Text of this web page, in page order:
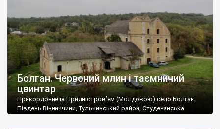
Болган. Червоний млин і таємничий
цвинтар
Прикордонне із Придністров’ям (Молдовою) село Болган.
Південь Вінниччини, Тульчинський район, Студенянська